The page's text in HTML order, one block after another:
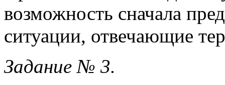
возможность сначала
ситуации, отвечающие
Задание № 3.